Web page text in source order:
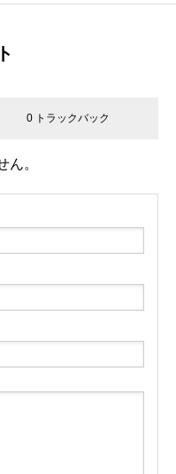
0 トラックバック
ん。